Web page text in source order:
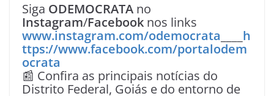
Siga ODEMOCRATA no
Instagram/Facebook nos links
www.instagram.com/odemocrata
h
ttps://www.facebook.com/portalodem
ocrata
📰 Confira as principais notícias do
Distrito Federal, Goiás e do entorno de